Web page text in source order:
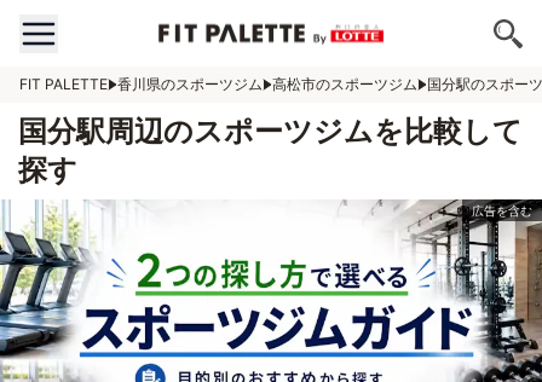
FIT PALETTE 香川県のスポーツジム 高松市のスポーツジム 国分駅のスポー
国分駅周辺のスポーツジムを比較して
探す